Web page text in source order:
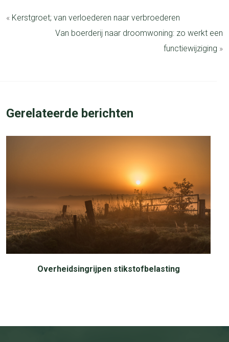
« Kerstgroet; van verloederen naar verbroederen
Van boerderij naar droomwoning: zo werkt een
functiewijziging »
Gerelateerde berichten
Overheidsingrijpen stikstofbelasting